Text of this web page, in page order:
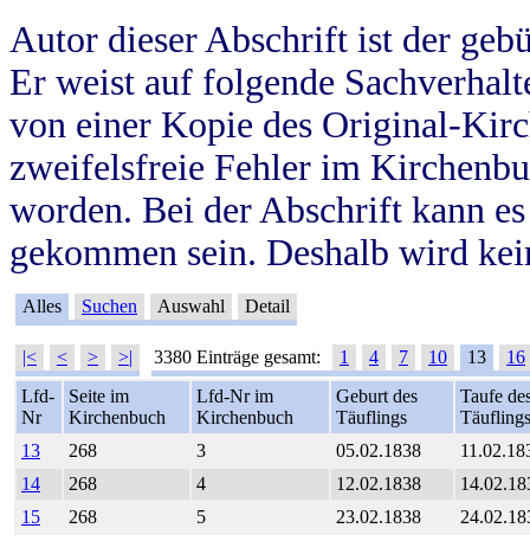
Autor dieser Abschrift ist der
Er weist auf folgende
von einer Kopie des Original-
zweifelsfreie Fehler im
worden. Bei der Abschrift kann
gekommen sein. Deshalb wird
Alles Suchen Auswahl Detail
|< < > >| 3380 Einträge gesamt: 1 4 7 10 13
16
Lfd-
Nr
Seite im
Kirchenbuch
Lfd-Nr im
Kirchenbuch
Geburt des
Täuflings
Taufe
Täuflings
13
268 3 05.02.1838
14
268 4 12.02.1838
15
268 5 23.02.1838